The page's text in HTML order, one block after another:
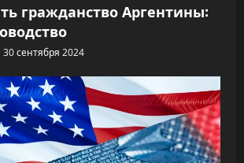
гражданство Аргентины:
30 сентября 2024